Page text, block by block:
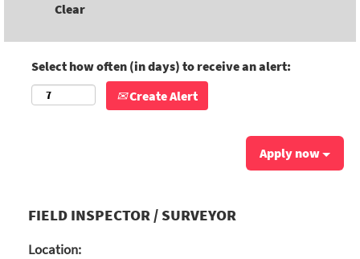
Clear
Select how often (in days) to receive an alert:
Create Alert
Apply now
FIELD INSPECTOR / SURVEYOR
Location: